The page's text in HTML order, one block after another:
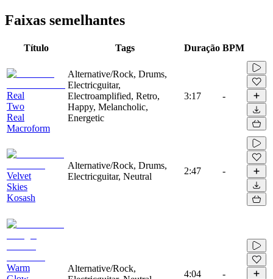
Faixas semelhantes
Título Tags Duração BPM
Real
Two
Real
Macroform
Alternative/Rock, Drums,
Electricguitar,
Electroamplified, Retro,
Happy, Melancholic,
Energetic
3:17 -
Velvet
Skies
Kosash
Alternative/Rock, Drums,
Electricguitar, Neutral
2:47 -
Warm
Alternative/Rock,
4:04 -